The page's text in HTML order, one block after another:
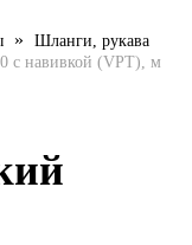
» Шланги, рукава
с навивкой (VPT), м